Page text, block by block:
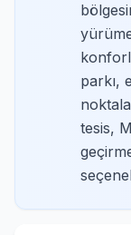
parkı,
tesis,